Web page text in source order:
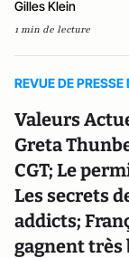
Gilles Klein
1 min de lecture
REVUE DE PRESSE
Valeurs
Greta
CGT; Le
Les secrets
addicts;
gagnent très